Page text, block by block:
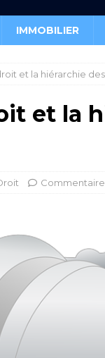
IMMOBILIER
et la hiérarchie
et la